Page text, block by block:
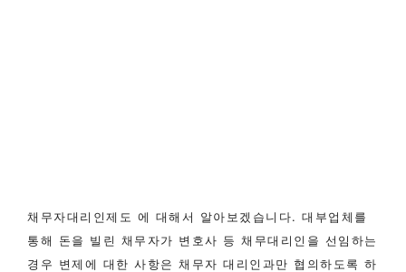
채무자대리인제도 에 대해서 알아보겠습니다. 대부업체를
통해 돈을 빌린 채무자가 변호사 등 채무대리인을 선임하는
경우 변제에 대한 사항은 채무자 대리인과만 협의하도록 하